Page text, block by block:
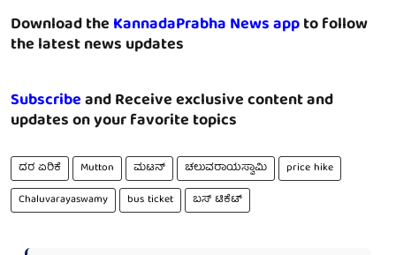
Download theKannadaPrabha News appto follow
the latest news updates
Subscribeand Receive exclusive content and
updates on your favorite topics
ದರ ಏರಿಕೆ Mutton ಮಟನ್ ಚಲುವರಾಯಸ್ವಾಮಿ
price hike
Chaluvarayaswamy
bus ticket ಬಸ್ ಟಿಕೆಟ್